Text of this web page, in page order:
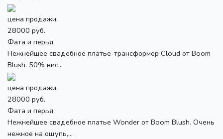
цена продажи:
28000 руб.
Фата и перья
Нежнейшее свадебное платье-трансформер Cloud от Boom
Blush. 50% вис...
цена продажи:
28000 руб.
Фата и перья
Нежнейшее свадебное платье Wonder от Boom Blush. Очень
нежное на ощупь,...